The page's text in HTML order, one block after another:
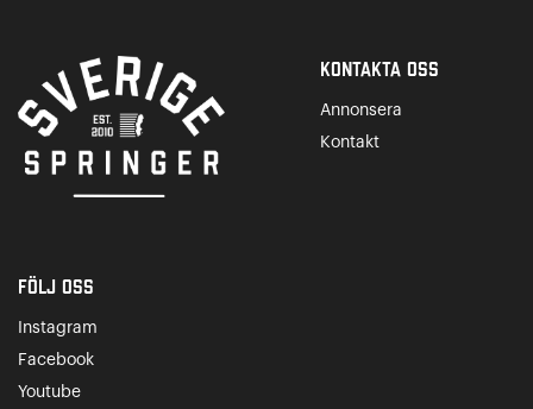
Kontakta Oss
Annonsera
Kontakt
Följ oss
Instagram
Facebook
Youtube